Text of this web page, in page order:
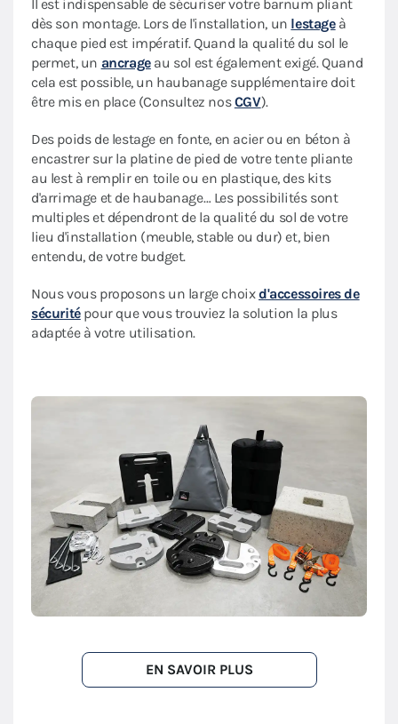
Il est indispensable de sécuriser votre barnum pliant
dès son montage. Lors de l'installation, un lestageà
chaque pied est impératif. Quand la qualité du sol le
permet, un ancrageau sol est également exigé. Quand
cela est possible, un haubanage supplémentaire doit
être mis en place (Consultez nosCGV).
Des poids de lestage en fonte, en acier ou en béton à
encastrer sur la platine de pied de votre tente pliante
au lest à remplir en toile ou en plastique, des kits
d'arrimage et de haubanage… Les possibilités sont
multiples et dépendront de la qualité du sol de votre
lieu d'installation (meuble, stable ou dur) et, bien
entendu, de votre budget.
Nous vous proposons un large choixd'accessoires de
sécuritépour que vous trouviez la solution la plus
adaptée à votre utilisation.
EN SAVOIR PLUS